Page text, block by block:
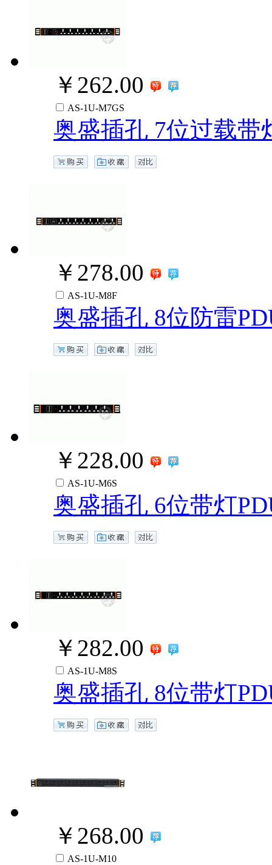
￥262.00
AS-1U-M7GS
奥盛插孔 7位过载带
￥278.00
AS-1U-M8F
奥盛插孔 8位防雷
￥228.00
AS-1U-M6S
奥盛插孔 6位带灯
￥282.00
AS-1U-M8S
奥盛插孔 8位带灯
￥268.00
AS-1U-M10